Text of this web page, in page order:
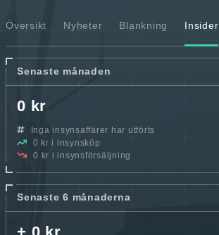
Översikt Nyheter Blankning Insider
Senaste månaden
0 kr
Inga insynsaffärer har utförts
0 kr i insynsköp
0 kr i insynsförsäljning
Senaste 6 månaderna